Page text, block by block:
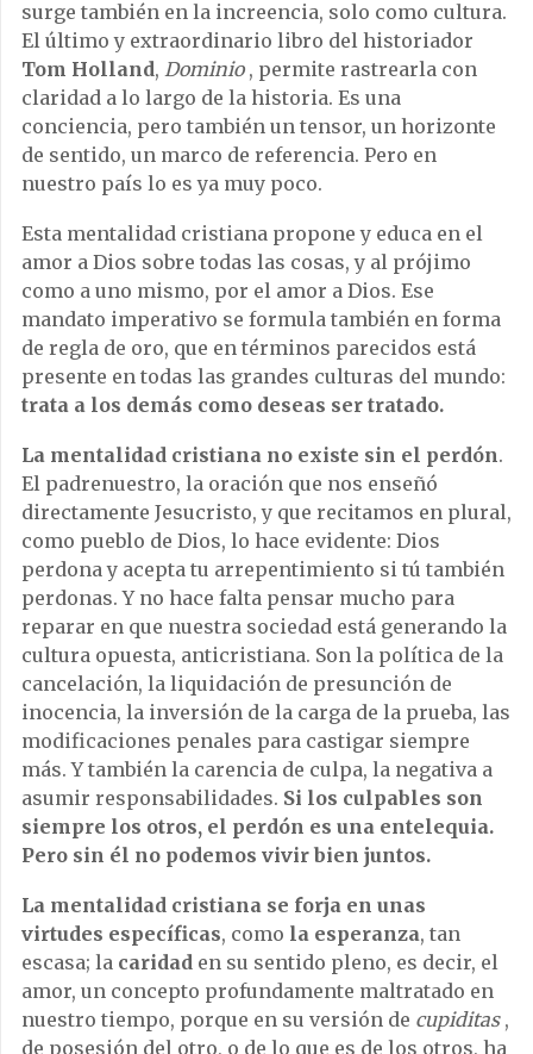
surge también en la increencia, solo ­como cultura.
El último y extraordinario libro del historiador
Tom Holland, Dominio , permite rastrearla con
claridad a lo largo de la historia. Es una
conciencia, pero también un tensor, un horizonte
de sentido, un marco de referencia. Pero en
nuestro país lo es ya muy poco.
Esta mentalidad cristiana propone y educa en el
amor a Dios sobre todas las cosas, y al prójimo
como a uno mismo, por el amor a Dios. Ese
mandato imperativo se formula también en forma
de regla de oro, que en términos parecidos está
presente en todas las grandes culturas del mundo:
trata a los demás como deseas ser tratado.
La mentalidad cristiana no existe sin el perdón.
El padrenuestro, la oración que nos enseñó
directamente Jesucristo, y que recitamos en plural,
como pueblo de Dios, lo hace evidente: Dios
perdona y acepta tu arrepentimiento si tú también
perdonas. Y no hace falta pensar mucho para
reparar en que nuestra sociedad está generando la
cultura opuesta, anticristiana. Son la política de la
cancelación, la liquidación de presunción de
inocencia, la inversión de la carga de la prueba, las
modificaciones penales para castigar siempre
más. Y también la carencia de culpa, la negativa a
asumir responsabilidades. Si los culpables son
siempre los otros, el perdón es una entelequia.
Pero sin él no podemos vivir bien juntos.
La mentalidad cristiana se forja en unas
virtudes específicas, como la esperanza, tan
escasa; la caridad en su sentido pleno, es decir, el
amor, un concepto profundamente maltratado en
nuestro tiempo, porque en su versión de cupiditas ,
de posesión del otro, o de lo que es de los otros, ha